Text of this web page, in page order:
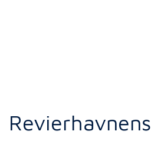
Revierhavnens